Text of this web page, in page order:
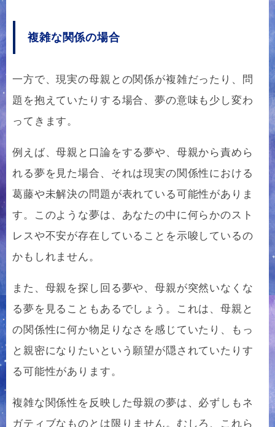
複雑な関係の場合
一方で、現実の母親との関係が複雑だったり、問
題を抱えていたりする場合、夢の意味も少し変わ
ってきます。
例えば、母親と口論をする夢や、母親から責めら
れる夢を見た場合、それは現実の関係性における
葛藤や未解決の問題が表れている可能性がありま
す。このような夢は、あなたの中に何らかのスト
レスや不安が存在していることを示唆しているの
かもしれません。
また、母親を探し回る夢や、母親が突然いなくな
る夢を見ることもあるでしょう。これは、母親と
の関係性に何か物足りなさを感じていたり、もっ
と親密になりたいという願望が隠されていたりす
る可能性があります。
複雑な関係性を反映した母親の夢は、必ずしもネ
ガティブなものとは限りません。むしろ、これら